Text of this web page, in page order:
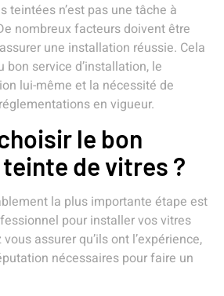
teintées n’est pas une tâche à
nombreux facteurs doivent être
une installation réussie. Cela
service d’installation, le
lui-même et la nécessité de
en vigueur.
le bon
de vitres ?
la plus importante étape est
pour installer vos vitres
assurer qu’ils ont l’expérience,
nécessaires pour faire un